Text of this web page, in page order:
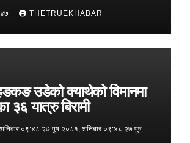
THETRUEKHABAR
उडेको क्याथेको विमानमा
३६ यात्रु बिरामी
०९:४८ २७ पुष २०८१, शनिबार ०९:४८ २७ पुष